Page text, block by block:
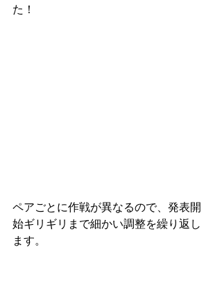
た！
ペアごとに作戦が異なるので、発表開
始ギリギリまで細かい調整を繰り返し
ます。